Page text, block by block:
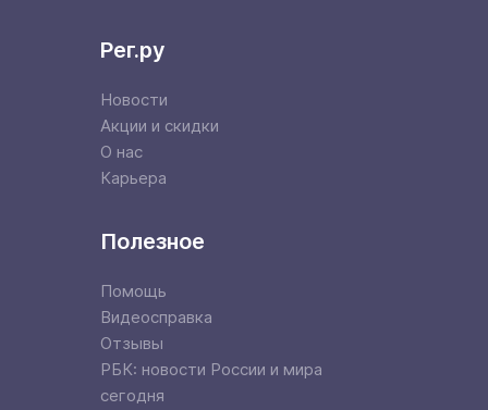
Рег.ру
Новости
Акции и скидки
О нас
Карьера
Полезное
Помощь
Видеосправка
Отзывы
РБК: новости России и мира
сегодня